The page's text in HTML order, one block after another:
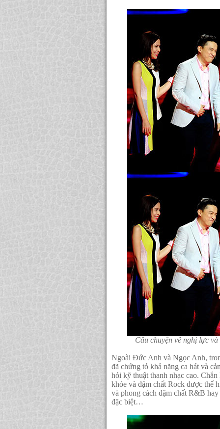
Câu chuyện về nghị lực
Ngoài Đức Anh và Ngọc Anh,
đã chứng tỏ khả năng ca hát và
hỏi kỹ thuật thanh nhạc cao.
khỏe và đậm chất Rock được thể
và phong cách đậm chất R&B
đặc biệt…